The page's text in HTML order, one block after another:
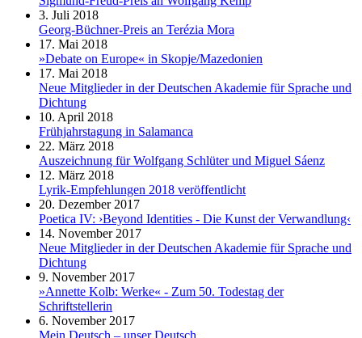
3. Juli 2018
Georg-Büchner-Preis an Terézia Mora
17. Mai 2018
»Debate on Europe« in Skopje/Mazedonien
17. Mai 2018
Neue Mitglieder in der Deutschen Akademie für Sprache und
Dichtung
10. April 2018
Frühjahrstagung in Salamanca
22. März 2018
Auszeichnung für Wolfgang Schlüter und Miguel Sáenz
12. März 2018
Lyrik-Empfehlungen 2018 veröffentlicht
20. Dezember 2017
Poetica IV: ›Beyond Identities - Die Kunst der Verwandlung‹
14. November 2017
Neue Mitglieder in der Deutschen Akademie für Sprache und
Dichtung
9. November 2017
»Annette Kolb: Werke« - Zum 50. Todestag der
Schriftstellerin
6. November 2017
Mein Deutsch – unser Deutsch